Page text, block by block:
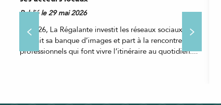
Publié le 29 mai 2026
En 2026, La Régalante investit les réseaux sociaux,
enrichit sa banque d’images et part à la rencontre des
professionnels qui font vivre l’itinéraire au quotidien....